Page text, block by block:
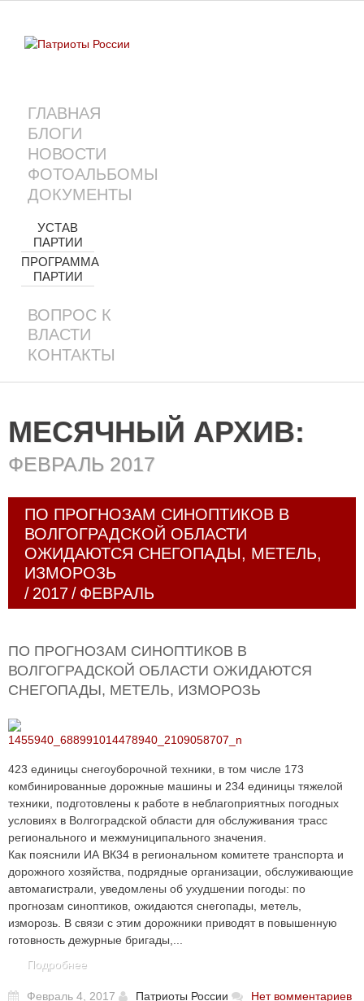
ГЛАВНАЯ
БЛОГИ
НОВОСТИ
ФОТОАЛЬБОМЫ
ДОКУМЕНТЫ
УСТАВ
ПАРТИИ
ПРОГРАММА
ПАРТИИ
ВОПРОС К
ВЛАСТИ
КОНТАКТЫ
МЕСЯЧНЫЙ АРХИВ:
ФЕВРАЛЬ 2017
ПО ПРОГНОЗАМ СИНОПТИКОВ В
ВОЛГОГРАДСКОЙ ОБЛАСТИ
ОЖИДАЮТСЯ СНЕГОПАДЫ, МЕТЕЛЬ,
ИЗМОРОЗЬ
/ 2017/ ФЕВРАЛЬ
ПО ПРОГНОЗАМ СИНОПТИКОВ В
ВОЛГОГРАДСКОЙ ОБЛАСТИ ОЖИДАЮТСЯ
СНЕГОПАДЫ, МЕТЕЛЬ, ИЗМОРОЗЬ
423 единицы снегоуборочной техники, в том числе 173
комбинированные дорожные машины и 234 единицы тяжелой
техники, подготовлены к работе в неблагоприятных погодных
условиях в Волгоградской области для обслуживания трасс
регионального и межмуниципального значения.
Как пояснили ИА ВК34 в региональном комитете транспорта и
дорожного хозяйства, подрядные организации, обслуживающие
автомагистрали, уведомлены об ухудшении погоды: по
прогнозам синоптиков, ожидаются снегопады, метель,
изморозь. В связи с этим дорожники приводят в повышенную
готовность дежурные бригады,...
Подробнее
Февраль 4, 2017 Патриоты России
Нет вомментариев